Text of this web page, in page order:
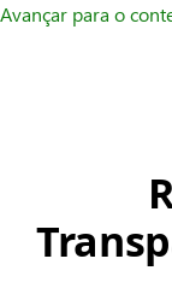
Avançar para o